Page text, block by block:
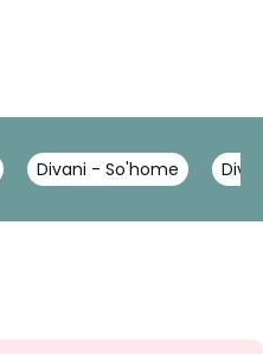
Divani - So'home